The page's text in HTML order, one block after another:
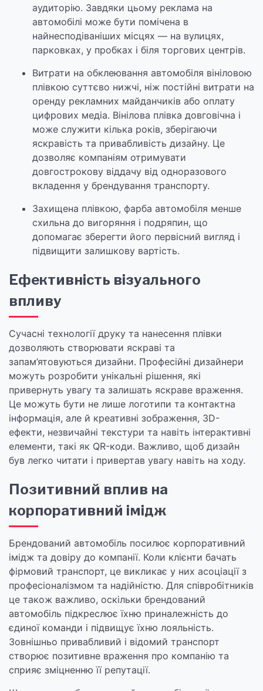
аудиторію. Завдяки цьому реклама на
автомобілі може бути помічена в
найнесподіваніших місцях — на вулицях,
парковках, у пробках і біля торгових центрів.
Витрати на обклеювання автомобіля вініловою
плівкою суттєво нижчі, ніж постійні витрати на
оренду рекламних майданчиків або оплату
цифрових медіа. Вінілова плівка довговічна і
може служити кілька років, зберігаючи
яскравість та привабливість дизайну. Це
дозволяє компаніям отримувати
довгострокову віддачу від одноразового
вкладення у брендування транспорту.
Захищена плівкою, фарба автомобіля менше
схильна до вигоряння і подряпин, що
допомагає зберегти його первісний вигляд і
підвищити залишкову вартість.
Ефективність візуального
впливу
Сучасні технології друку та нанесення плівки
дозволяють створювати яскраві та
запам’ятовуються дизайни. Професійні дизайнери
можуть розробити унікальні рішення, які
привернуть увагу та залишать яскраве враження.
Це можуть бути не лише логотипи та контактна
інформація, але й креативні зображення, 3D-
ефекти, незвичайні текстури та навіть інтерактивні
елементи, такі як QR-коди. Важливо, щоб дизайн
був легко читати і привертав увагу навіть на ходу.
Позитивний вплив на
корпоративний імідж
Брендований автомобіль посилює корпоративний
імідж та довіру до компанії. Коли клієнти бачать
фірмовий транспорт, це викликає у них асоціації з
професіоналізмом та надійністю. Для співробітників
це також важливо, оскільки брендований
автомобіль підкреслює їхню приналежність до
єдиної команди і підвищує їхню лояльність.
Зовнішньо привабливий і відомий транспорт
створює позитивне враження про компанію та
сприяє зміцненню її репутації.